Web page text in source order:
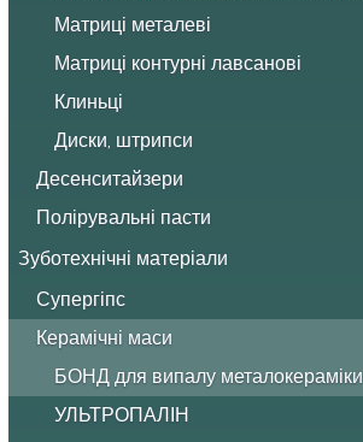
Матриці металеві
Матриці контурні лавсанові
Клиньці
Диски, штрипси
Десенситайзери
Полірувальні пасти
Зуботехнічні матеріали
Супергіпс
Керамічні маси
БОНД для випалу металокераміки
УЛЬТРОПАЛІН